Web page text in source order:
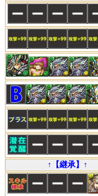
↑【継承】↑